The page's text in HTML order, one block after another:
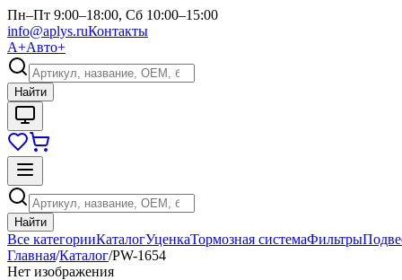
Пн–Пт 9:00–18:00, Сб 10:00–15:00
info@aplys.ruКонтакты
А+Авто+
Найти
Найти
Все категорииКаталогУценкаТормозная системаФильтры
Главная/Каталог/PW-1654
Нет изображения